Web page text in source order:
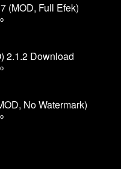
(MOD, Full Efek)
2.1.2 Download
No Watermark)